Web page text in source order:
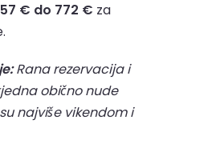
€ do 772 € za
Rana rezervacija i
obično nude
najviše vikendom i